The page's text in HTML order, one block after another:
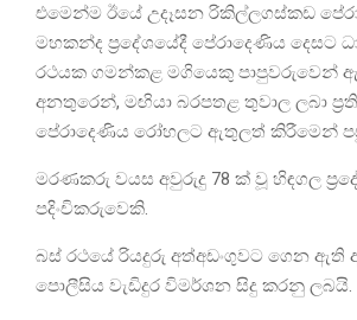
එමෙන්ම ඊයේ උදෑසන රිකිල්ලගස්කඩ
මහකන්ද ප්‍රදේශයේදී පේරාදෙණිය දෙසට
රථයක ගමන්කළ මගියෙකු පාපුවරුවෙන්
අනතුරෙන්, මඟියා බරපතළ තුවාල ලබා
පේරාදෙණිය රෝහලට ඇතුලත් කිරීමෙන්
මරණකරු වයස අවුරුදු 78 ක් වූ හිඳගල
පදිංචිකරුවෙකි.
බස් රථයේ රියදුරු අත්අඩංගුවට ගෙන ඇති
පොලීසිය වැඩිදුර විමර්ශන සිදු කරනු ලබයි.